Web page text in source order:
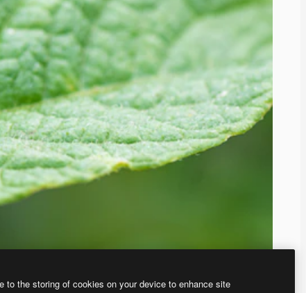
to the storing of cookies on your device to enhance site